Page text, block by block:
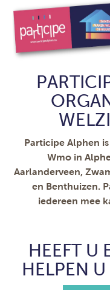
Participe Alphen
Wmo in
Aarlanderveen,
en Benthuizen.
iedereen mee
HEEFT U
HELPEN U